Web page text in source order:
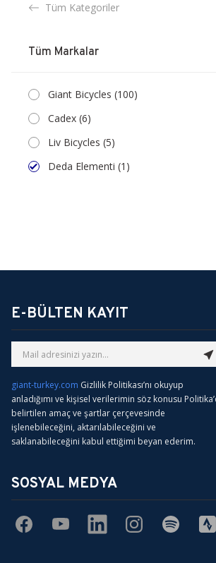
Tüm Kategoriler
Tüm Markalar
Giant Bicycles (100)
Cadex (6)
Liv Bicycles (5)
Deda Elementi (1)
E-BÜLTEN KAYIT
giant-turkey.com Gizlilik Politikası’nı okuyup
anladığımı ve kişisel verilerimin söz konusu
belirtilen amaç ve şartlar çerçevesinde
işlenebileceğini, aktarılabileceğini ve
saklanabileceğini kabul ettiğimi beyan ederim.
SOSYAL MEDYA